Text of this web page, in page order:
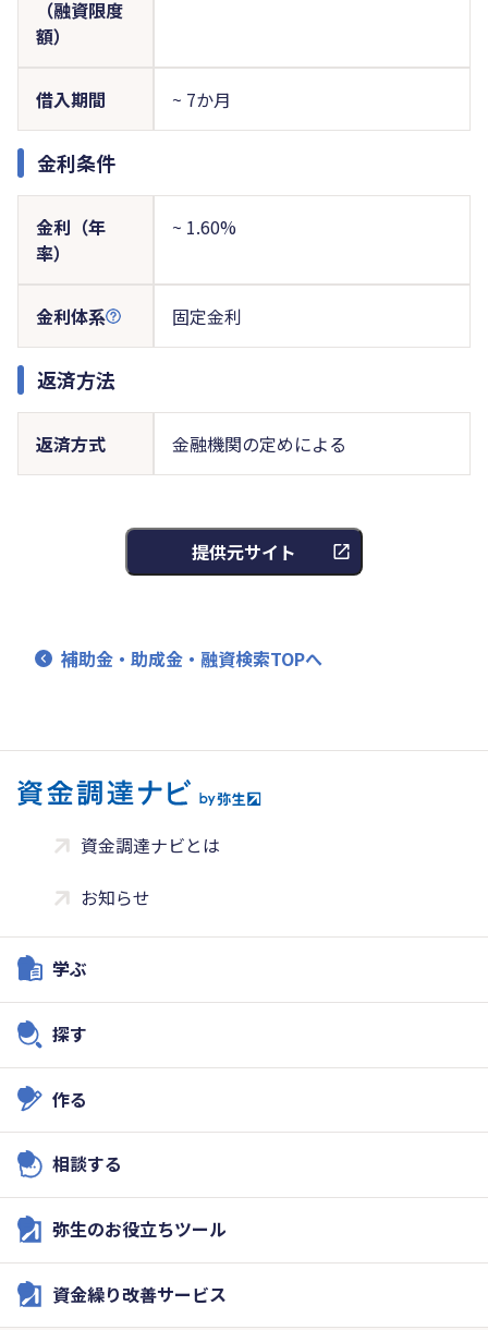
（融資限度
額）
借入期間 ~ 7か月
金利条件
金利（年
率）
~ 1.60%
金利体系 固定金利
返済方法
返済方式 金融機関の定めによる
提供元サイト
補助金・助成金・融資検索TOPへ
資金調達ナビとは
お知らせ
学ぶ
探す
作る
相談する
弥生のお役立ちツール
資金繰り改善サービス